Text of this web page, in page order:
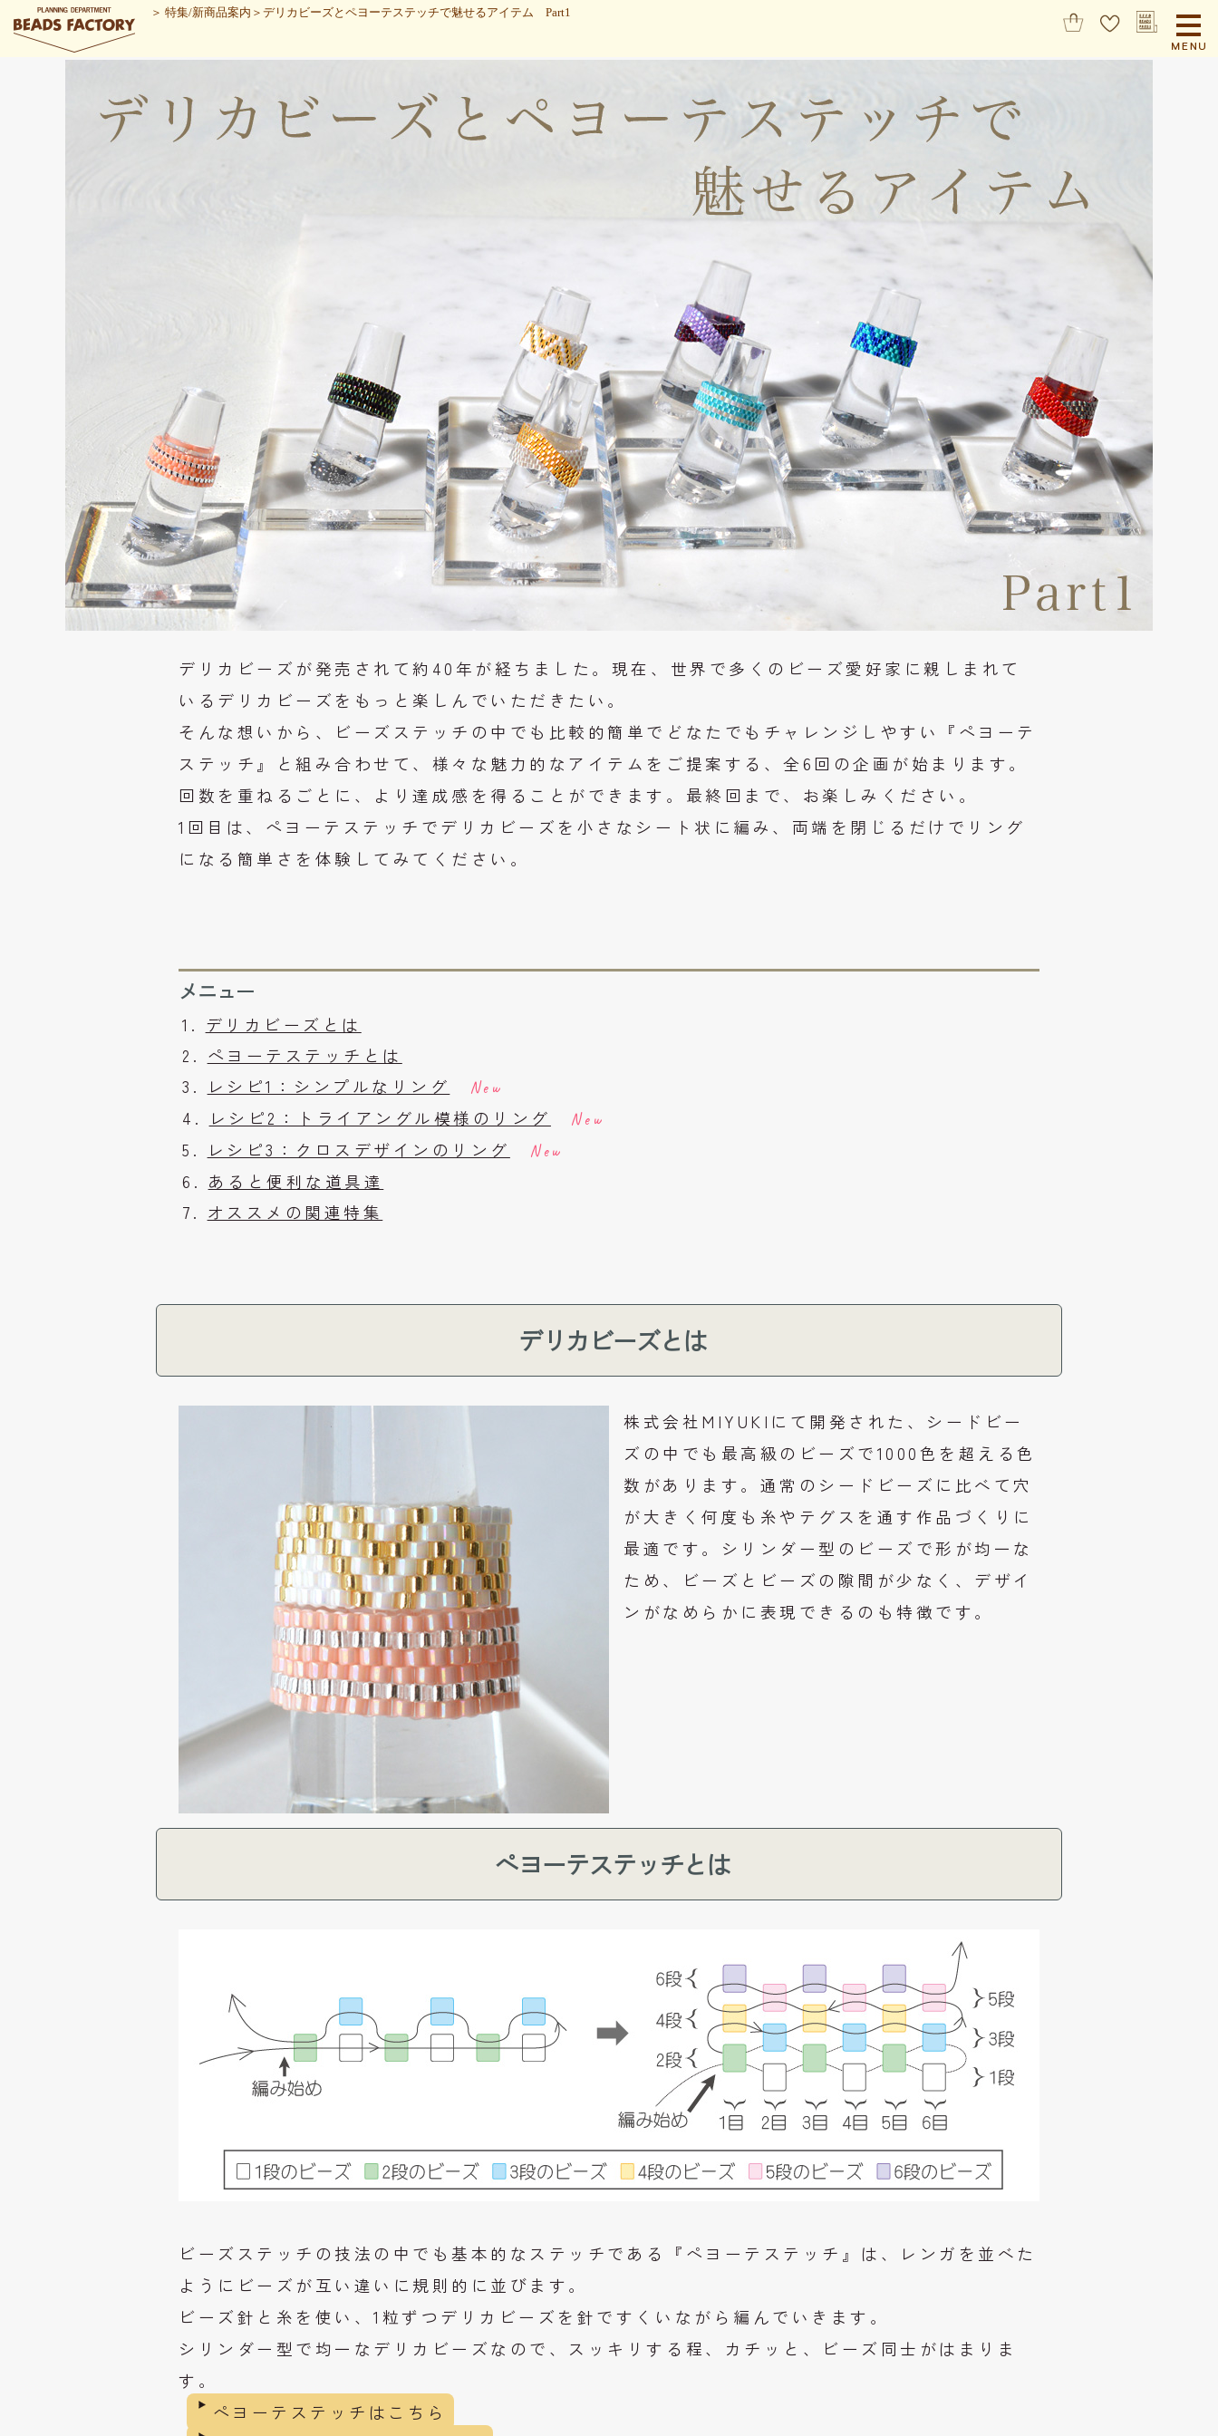
＞ 特集/新商品案内 ＞ デリカビーズとペヨーテステッチで魅せるアイテム Part1
デリカビーズが発売されて約40年が経ちました。現在、世界で多くのビーズ愛好家に親しまれて
いるデリカビーズをもっと楽しんでいただきたい。
そんな想いから、ビーズステッチの中でも比較的簡単でどなたでもチャレンジしやすい『ペヨーテ
ステッチ』と組み合わせて、様々な魅力的なアイテムをご提案する、全6回の企画が始まります。
回数を重ねるごとに、より達成感を得ることができます。最終回まで、お楽しみください。
1回目は、ペヨーテステッチでデリカビーズを小さなシート状に編み、両端を閉じるだけでリング
になる簡単さを体験してみてください。
メニュー
デリカビーズとは
ペヨーテステッチとは
レシピ1：シンプルなリング
New
レシピ2：トライアングル模様のリング New
レシピ3：クロスデザインのリング New
あると便利な道具達
オススメの関連特集
デリカビーズとは
株式会社MIYUKIにて開発された、シードビー
ズの中でも最高級のビーズで1000色を超える色
数があります。通常のシードビーズに比べて穴
が大きく何度も糸やテグスを通す作品づくりに
最適です。シリンダー型のビーズで形が均一な
ため、ビーズとビーズの隙間が少なく、デザイ
ンがなめらかに表現できるのも特徴です。
ペヨーテステッチとは
ビーズステッチの技法の中でも基本的なステッチである『ペヨーテステッチ』は、レンガを並べた
ようにビーズが互い違いに規則的に並びます。
ビーズ針と糸を使い、1粒ずつデリカビーズを針ですくいながら編んでいきます。
シリンダー型で均一なデリカビーズなので、スッキリする程、カチッと、ビーズ同士がはまりま
す。
ペヨーテステッチはこちら